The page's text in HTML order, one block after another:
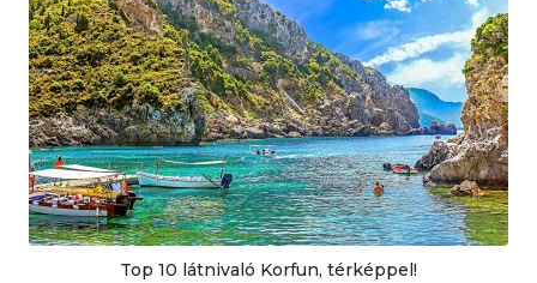
Top 10 látnivaló Korfun, térképpel!